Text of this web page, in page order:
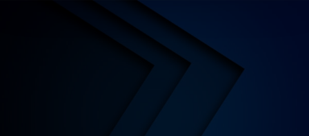
(empreintes digitales).
Pour en savoir plus sur le traitement de vos données
personnelles et définir vos préférences, reportez-vous à
. Vous pouvez modifier ou retirer
votre consentement à tout moment à partir de la
Les cookies nous permettent de personnaliser le contenu